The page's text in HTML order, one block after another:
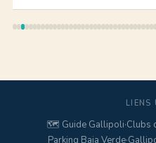
LIENS
🗺️ Guide Gallipoli·Clubs
Parking Baia Verde·